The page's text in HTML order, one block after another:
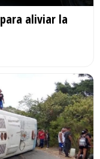
aliviar la